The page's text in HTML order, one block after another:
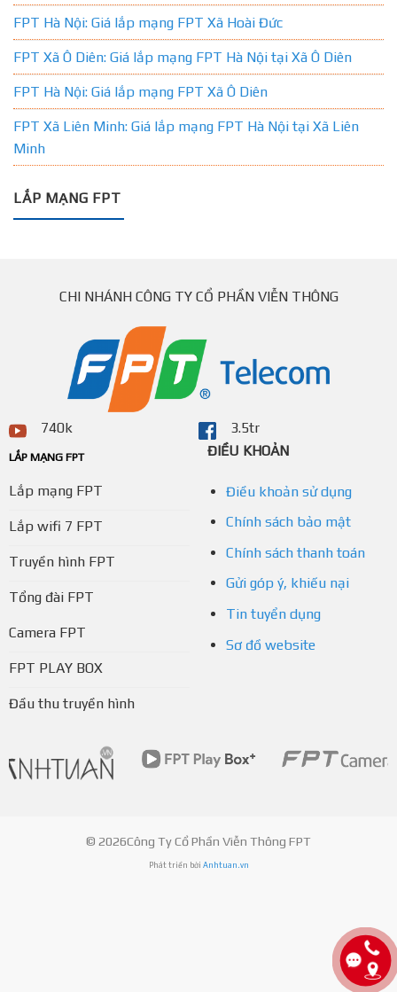
FPT Hà Nội: Giá lắp mạng FPT Xã Hoài Đức
FPT Xã Ô Diên: Giá lắp mạng FPT Hà Nội tại Xã Ô Diên
FPT Hà Nội: Giá lắp mạng FPT Xã Ô Diên
FPT Xã Liên Minh: Giá lắp mạng FPT Hà Nội tại Xã Liên
Minh
LẮP MẠNG FPT
CHI NHÁNH CÔNG TY CỔ PHẦN VIỄN THÔNG
740k 3.5tr
LẮP MẠNG FPT
Lắp mạng FPT
Lắp wifi 7 FPT
Truyền hình FPT
Tổng đài FPT
Camera FPT
FPT PLAY BOX
Đầu thu truyền hình
ĐIỀU KHOẢN
Điều khoản sử dụng
Chính sách bảo mật
Chính sách thanh toán
Gửi góp ý, khiếu nại
Tin tuyển dụng
Sơ đồ website
© 2026Công Ty Cổ Phần Viễn Thông FPT
Phát triển bởi Anhtuan.vn